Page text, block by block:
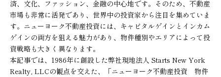
済、文化、ファッション、金融の中心地です。そのため、不動産
市場も非常に活発であり、世界中の投資家から注目を集めていま
す。ニューヨーク不動産投資には、キャピタルゲインとインカム
ゲインの両方を狙える魅力があり、物件種別やエリアによって投
資戦略も大きく異なります。
本記事では、1986年に創設した弊社現地法人 Starts New York
Realty, LLCの観点を交えた、「ニューヨーク不動産投資 物件